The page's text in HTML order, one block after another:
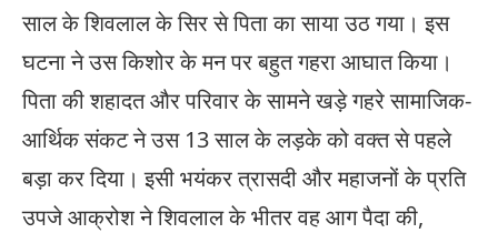
साल के शिवलाल के सिर से पिता का साया उठ गया। इस
घटना ने उस किशोर के मन पर बहुत गहरा आघात किया।
पिता की शहादत और परिवार के सामने खड़े गहरे सामाजिक-
आर्थिक संकट ने उस 13 साल के लड़के को वक्त से पहले
बड़ा कर दिया। इसी भयंकर त्रासदी और महाजनों के प्रति
उपजे आक्रोश ने शिवलाल के भीतर वह आग पैदा की,